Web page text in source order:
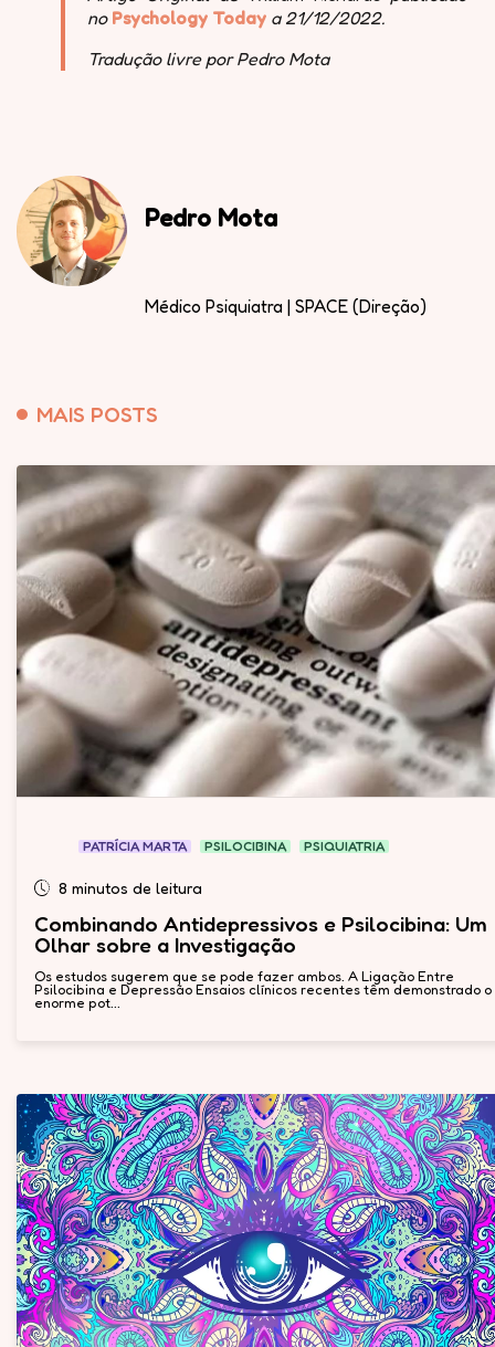
no Psychology Today a 21/12/2022.
Tradução livre por Pedro Mota
Pedro Mota
Médico Psiquiatra | SPACE (Direção)
MAIS POSTS
PATRÍCIA MARTA PSILOCIBINA PSIQUIATRIA
8 minutos de leitura
Combinando Antidepressivos e Psilocibina: Um
Olhar sobre a Investigação
Os estudos sugerem que se pode fazer ambos. A Ligação Entre
Psilocibina e Depressão Ensaios clínicos recentes têm demonstrado o
enorme pot...